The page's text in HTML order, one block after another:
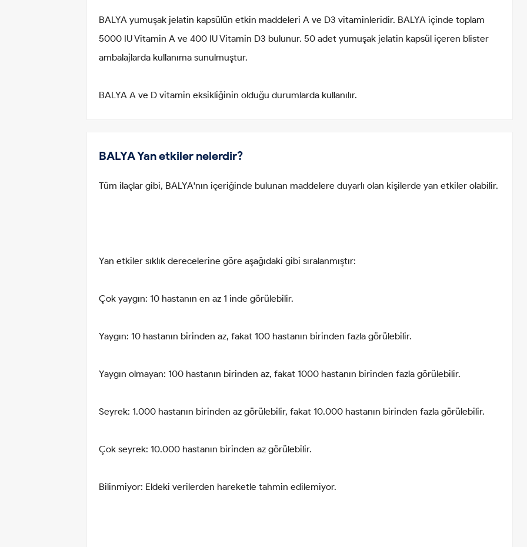
BALYA yumuşak jelatin kapsülün etkin maddeleri A ve D3 vitaminleridir. BALYA içinde toplam
5000 IU Vitamin A ve 400 IU Vitamin D3 bulunur. 50 adet yumuşak jelatin kapsül içeren blister
ambalajlarda kullanıma sunulmuştur.
BALYA A ve D vitamin eksikliğinin olduğu durumlarda kullanılır.
BALYA Yan etkiler nelerdir?
Tüm ilaçlar gibi, BALYA'nın içeriğinde bulunan maddelere duyarlı olan kişilerde yan etkiler olabilir.
Yan etkiler sıklık derecelerine göre aşağıdaki gibi sıralanmıştır:
Çok yaygın: 10 hastanın en az 1 inde görülebilir.
Yaygın: 10 hastanın birinden az, fakat 100 hastanın birinden fazla görülebilir.
Yaygın olmayan: 100 hastanın birinden az, fakat 1000 hastanın birinden fazla görülebilir.
Seyrek: 1.000 hastanın birinden az görülebilir, fakat 10.000 hastanın birinden fazla görülebilir.
Çok seyrek: 10.000 hastanın birinden az görülebilir.
Bilinmiyor: Eldeki verilerden hareketle tahmin edilemiyor.